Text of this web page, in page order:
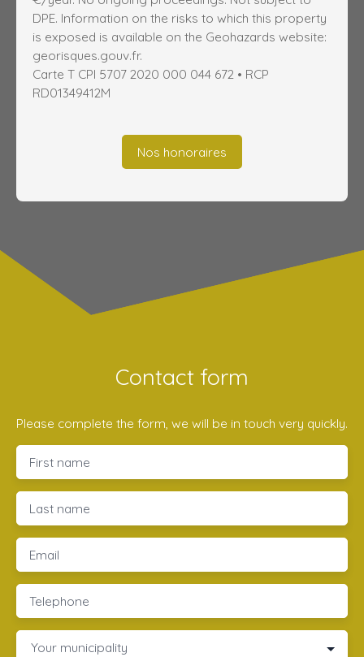
DPE. Information on the risks to which this property
is exposed is available on the Geohazards website:
georisques.gouv.fr.
Carte T CPI 5707 2020 000 044 672 • RCP
RD01349412M
Nos honoraires
Contact form
Please complete the form, we will be in touch very quickly.
First name
Last name
Email
Telephone
Your municipality